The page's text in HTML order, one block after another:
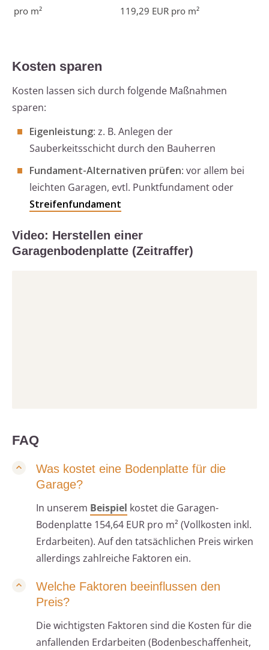
pro m² 119,29 EUR pro m²
Kosten sparen
Kosten lassen sich durch folgende Maßnahmen
sparen:
Eigenleistung: z. B. Anlegen der
Sauberkeitsschicht durch den Bauherren
Fundament-Alternativen prüfen: vor allem bei
leichten Garagen, evtl. Punktfundament oder
Streifenfundament
Video: Herstellen einer
Garagenbodenplatte (Zeitraffer)
FAQ
Was kostet eine Bodenplatte für die
Garage?
In unserem Beispiel kostet die Garagen-
Bodenplatte 154,64 EUR pro m² (Vollkosten inkl.
Erdarbeiten). Auf den tatsächlichen Preis wirken
allerdings zahlreiche Faktoren ein.
Welche Faktoren beeinflussen den
Preis?
Die wichtigsten Faktoren sind die Kosten für die
anfallenden Erdarbeiten (Bodenbeschaffenheit,